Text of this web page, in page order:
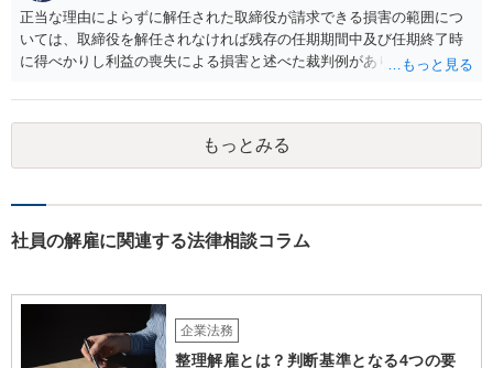
正当な理由によらずに解任された取締役が請求できる損害の範囲につ
いては、取締役を解任されなければ残存の任期期間中及び任期終了時
に得べかりし利益の喪失による損害と述べた裁判例があります。 役員
ます。また、手当等異なる名称が使用されていても実質はこれらと同
じような性質の金員と判断されれば、損害に含まれる可能性がありま
す。 慰謝料や弁護士については、これらの損害に含まれないと述べる
裁判例もありますが、含まれるとする見解もあり、争いがあるところ
社として正式な手続きを経て無報酬と取り決めているということでし
か。これらも確認しておかれた方がよろしいかと思います。 辞任や任
期満了という他の退任方法であれば、解任のような損害賠償の定めは
ないため、これらの代替方法を取ることができないかも検討点です。
もっとみる
社員の解雇に関連する法律相談コラム
企業法務
整理解雇とは？判断基準となる4つの要